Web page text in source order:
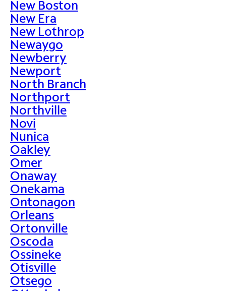
New Boston
New Era
New Lothrop
Newaygo
Newberry
Newport
North Branch
Northport
Northville
Novi
Nunica
Oakley
Omer
Onaway
Onekama
Ontonagon
Orleans
Ortonville
Oscoda
Ossineke
Otisville
Otsego